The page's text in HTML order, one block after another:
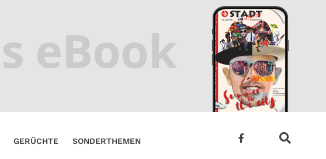
GERÜCHTE SONDERTHEMEN